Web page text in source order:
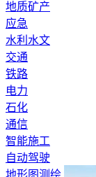
地质矿产
应急
水利水文
交通
铁路
电力
石化
通信
智能施工
自动驾驶
地形图测绘